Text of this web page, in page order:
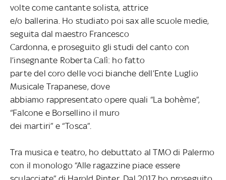
volte come cantante solista, attrice
e/o ballerina. Ho studiato poi sax alle scuole medie,
seguita dal maestro Francesco
Cardonna, e proseguito gli studi del canto con
l’insegnante Roberta Calì: ho fatto
parte del coro delle voci bianche dell’Ente Luglio
Musicale Trapanese, dove
abbiamo rappresentato opere quali “La bohème”,
“Falcone e Borsellino il muro
dei martiri” e “Tosca”.
Tra musica e teatro, ho debuttato al TMO di Palermo
con il monologo “Alle ragazzine piace essere